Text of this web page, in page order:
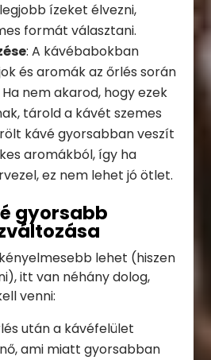
ízeket élvezni,
formát választani.
: A kávébabokban
és aromák az őrlés során
nem akarod, hogy ezek
tárold a kávét szemes
kávé gyorsabban veszít
aromákból, így ha
ez nem lehet jó ötlet.
gyorsabb
lehet (hiszen
itt van néhány dolog,
venni:
után a kávéfelület
ami miatt gyorsabban